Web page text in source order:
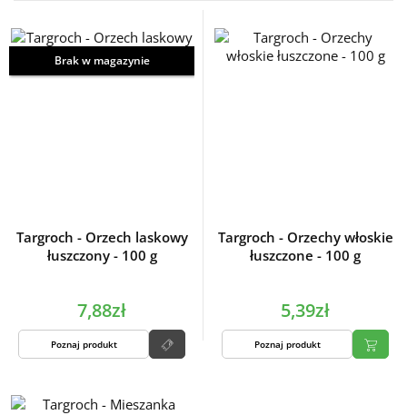
Brak w magazynie
Targroch - Orzech laskowy
łuszczony - 100 g
7,88zł
Poznaj produkt
Targroch - Orzechy włoskie
łuszczone - 100 g
5,39zł
Poznaj produkt